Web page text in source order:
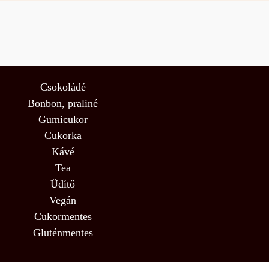
Csokoládé
Bonbon, praliné
Gumicukor
Cukorka
Kávé
Tea
Üdítő
Vegán
Cukormentes
Gluténmentes